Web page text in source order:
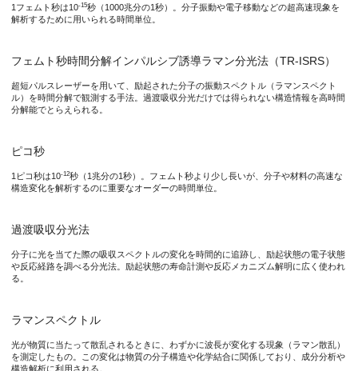
1フェムト秒は10-15秒（1000兆分の1秒）。分子振動や電子移動などの超高速現象を
解析するために用いられる時間単位。
フェムト秒時間分解インパルシブ誘導ラマン分光法（TR-ISRS）
超短パルスレーザーを用いて、励起された分子の振動スペクトル（ラマンスペクト
ル）を時間分解で観測する手法。過渡吸収分光だけでは得られない構造情報を高時間
分解能でとらえられる。
ピコ秒
1ピコ秒は10-12秒（1兆分の1秒）。フェムト秒より少し長いが、分子や材料の高速な
構造変化を解析するのに重要なオーダーの時間単位。
過渡吸収分光法
分子に光を当てた際の吸収スペクトルの変化を時間的に追跡し、励起状態の電子状態
や反応経路を調べる分光法。励起状態の寿命計測や反応メカニズム解明に広く使われ
る。
ラマンスペクトル
光が物質に当たって散乱されるときに、わずかに波長が変化する現象（ラマン散乱）
を測定したもの。この変化は物質の分子構造や化学結合に関係しており、成分分析や
構造解析に利用される。